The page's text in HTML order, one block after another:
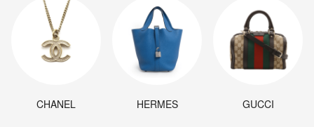
CHANEL HERMES GUCCI